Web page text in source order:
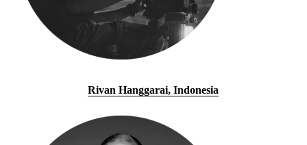
Rivan Hanggarai, Indonesia